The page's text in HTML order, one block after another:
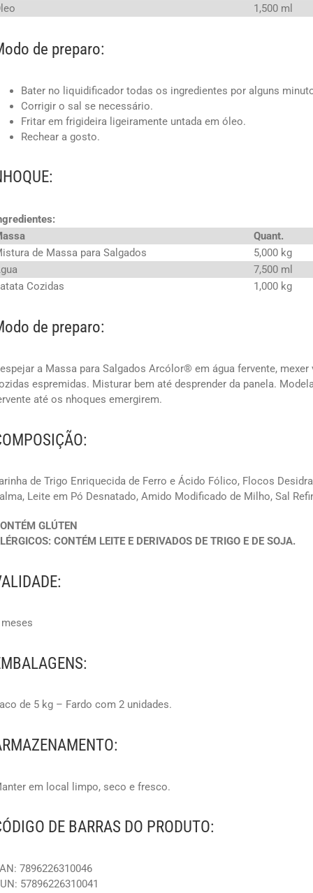
1,500 ml
de preparo:
Bater no liquidificador todas os ingredientes por alguns
Corrigir o sal se necessário.
Fritar em frigideira ligeiramente untada em óleo.
Rechear a gosto.
Quant.
de Massa para Salgados
5,000 kg
7,500 ml
Cozidas
1,000 kg
de preparo:
a Massa para Salgados Arcólor® em água fervente,
espremidas. Misturar bem até desprender da panela.
até os nhoques emergirem.
de Trigo Enriquecida de Ferro e Ácido Fólico, Flocos
Leite em Pó Desnatado, Amido Modificado de Milho, Sal
GLÚTEN
CONTÉM LEITE E DERIVADOS DE TRIGO E DE SOJA.
meses
de 5 kg – Fardo com 2 unidades.
em local limpo, seco e fresco.
DE BARRAS DO PRODUTO:
7896226310046
57896226310041